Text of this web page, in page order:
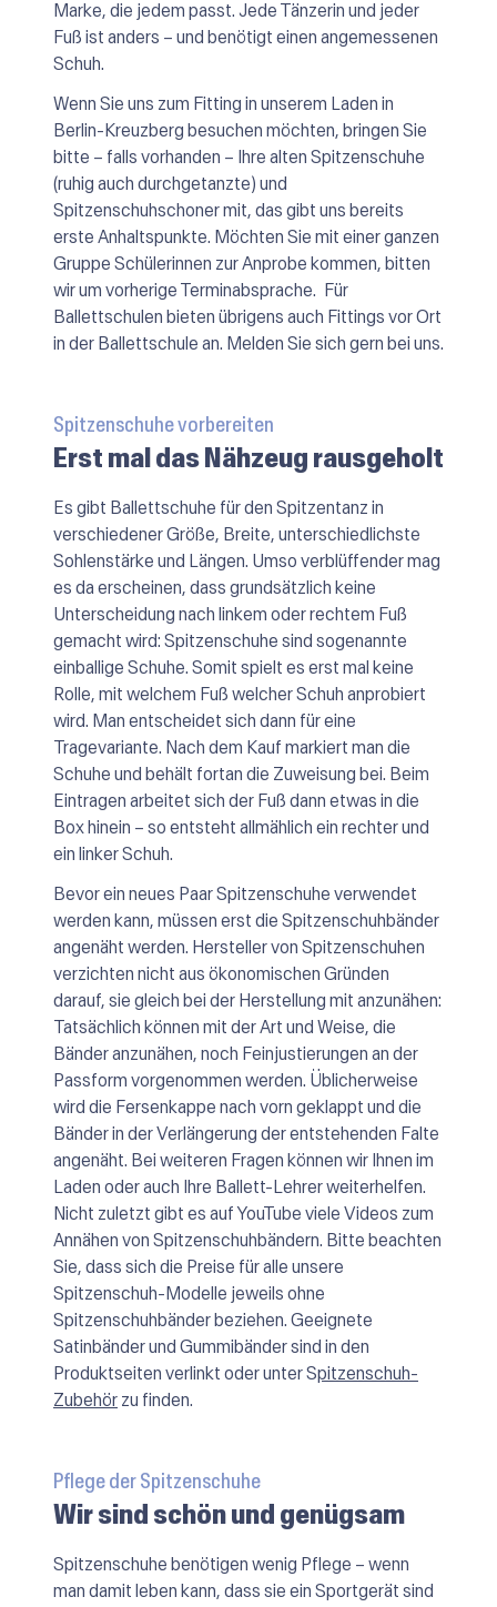
Marke, die jedem passt. Jede Tänzerin und jeder
Fuß ist anders – und benötigt einen angemessenen
Schuh.
Wenn Sie uns zum Fitting in unserem Laden in
Berlin-Kreuzberg besuchen möchten, bringen Sie
bitte – falls vorhanden – Ihre alten Spitzenschuhe
(ruhig auch durchgetanzte) und
Spitzenschuhschoner mit, das gibt uns bereits
erste Anhaltspunkte. Möchten Sie mit einer ganzen
Gruppe Schülerinnen zur Anprobe kommen, bitten
wir um vorherige Terminabsprache. Für
Ballettschulen bieten übrigens auch Fittings vor Ort
in der Ballettschule an. Melden Sie sich gern bei uns.
Spitzenschuhe vorbereiten
Erst mal das Nähzeug rausgeholt
Es gibt Ballettschuhe für den Spitzentanz in
verschiedener Größe, Breite, unterschiedlichste
Sohlenstärke und Längen. Umso verblüffender mag
es da erscheinen, dass grundsätzlich keine
Unterscheidung nach linkem oder rechtem Fuß
gemacht wird: Spitzenschuhe sind sogenannte
einballige Schuhe. Somit spielt es erst mal keine
Rolle, mit welchem Fuß welcher Schuh anprobiert
wird. Man entscheidet sich dann für eine
Tragevariante. Nach dem Kauf markiert man die
Schuhe und behält fortan die Zuweisung bei. Beim
Eintragen arbeitet sich der Fuß dann etwas in die
Box hinein – so entsteht allmählich ein rechter und
ein linker Schuh.
Bevor ein neues Paar Spitzenschuhe verwendet
werden kann, müssen erst die Spitzenschuhbänder
angenäht werden. Hersteller von Spitzenschuhen
verzichten nicht aus ökonomischen Gründen
darauf, sie gleich bei der Herstellung mit anzunähen:
Tatsächlich können mit der Art und Weise, die
Bänder anzunähen, noch Feinjustierungen an der
Passform vorgenommen werden. Üblicherweise
wird die Fersenkappe nach vorn geklappt und die
Bänder in der Verlängerung der entstehenden Falte
angenäht. Bei weiteren Fragen können wir Ihnen im
Laden oder auch Ihre Ballett-Lehrer weiterhelfen.
Nicht zuletzt gibt es auf YouTube viele Videos zum
Annähen von Spitzenschuhbändern. Bitte beachten
Sie, dass sich die Preise für alle unsere
Spitzenschuh-Modelle jeweils ohne
Spitzenschuhbänder beziehen. Geeignete
Satinbänder und Gummibänder sind in den
Produktseiten verlinkt oder unter Spitzenschuh-
Zubehör zu finden.
Pflege der Spitzenschuhe
Wir sind schön und genügsam
Spitzenschuhe benötigen wenig Pflege – wenn
man damit leben kann, dass sie ein Sportgerät sind